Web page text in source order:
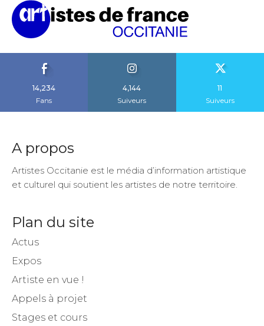
14,234
4,144
11
A propos
Artistes Occitanie est le média d’information artistique
et culturel qui soutient les artistes de notre territoire.
Plan du site
Actus
Expos
Artiste en vue !
Appels à projet
Stages et cours